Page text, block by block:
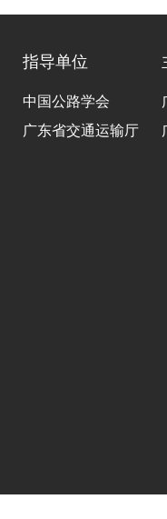
指导单位
中国公路学会
广东省交通运输厅